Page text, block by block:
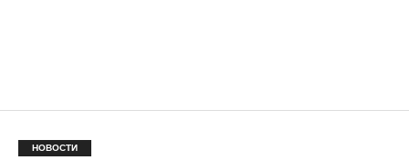
НОВОСТИ